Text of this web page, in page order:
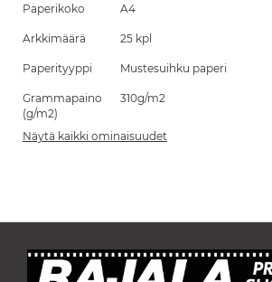
Paperikoko A4
Arkkimäärä 25 kpl
Paperityyppi Mustesuihku paperi
Grammapaino
(g/m2)
310g/m2
Näytä kaikki ominaisuudet